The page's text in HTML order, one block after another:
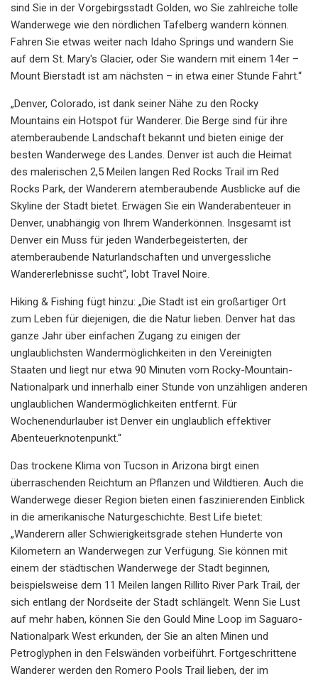
sind Sie in der Vorgebirgsstadt Golden, wo Sie zahlreiche tolle
Wanderwege wie den nördlichen Tafelberg wandern können.
Fahren Sie etwas weiter nach Idaho Springs und wandern Sie
auf dem St. Mary's Glacier, oder Sie wandern mit einem 14er –
Mount Bierstadt ist am nächsten – in etwa einer Stunde Fahrt.“
„Denver, Colorado, ist dank seiner Nähe zu den Rocky
Mountains ein Hotspot für Wanderer. Die Berge sind für ihre
atemberaubende Landschaft bekannt und bieten einige der
besten Wanderwege des Landes. Denver ist auch die Heimat
des malerischen 2,5 Meilen langen Red Rocks Trail im Red
Rocks Park, der Wanderern atemberaubende Ausblicke auf die
Skyline der Stadt bietet. Erwägen Sie ein Wanderabenteuer in
Denver, unabhängig von Ihrem Wanderkönnen. Insgesamt ist
Denver ein Muss für jeden Wanderbegeisterten, der
atemberaubende Naturlandschaften und unvergessliche
Wandererlebnisse sucht“, lobt Travel Noire.
Hiking & Fishing fügt hinzu: „Die Stadt ist ein großartiger Ort
zum Leben für diejenigen, die die Natur lieben. Denver hat das
ganze Jahr über einfachen Zugang zu einigen der
unglaublichsten Wandermöglichkeiten in den Vereinigten
Staaten und liegt nur etwa 90 Minuten vom Rocky-Mountain-
Nationalpark und innerhalb einer Stunde von unzähligen anderen
unglaublichen Wandermöglichkeiten entfernt. Für
Wochenendurlauber ist Denver ein unglaublich effektiver
Abenteuerknotenpunkt.“
Das trockene Klima von Tucson in Arizona birgt einen
überraschenden Reichtum an Pflanzen und Wildtieren. Auch die
Wanderwege dieser Region bieten einen faszinierenden Einblick
in die amerikanische Naturgeschichte. Best Life bietet:
„Wanderern aller Schwierigkeitsgrade stehen Hunderte von
Kilometern an Wanderwegen zur Verfügung. Sie können mit
einem der städtischen Wanderwege der Stadt beginnen,
beispielsweise dem 11 Meilen langen Rillito River Park Trail, der
sich entlang der Nordseite der Stadt schlängelt. Wenn Sie Lust
auf mehr haben, können Sie den Gould Mine Loop im Saguaro-
Nationalpark West erkunden, der Sie an alten Minen und
Petroglyphen in den Felswänden vorbeiführt. Fortgeschrittene
Wanderer werden den Romero Pools Trail lieben, der im